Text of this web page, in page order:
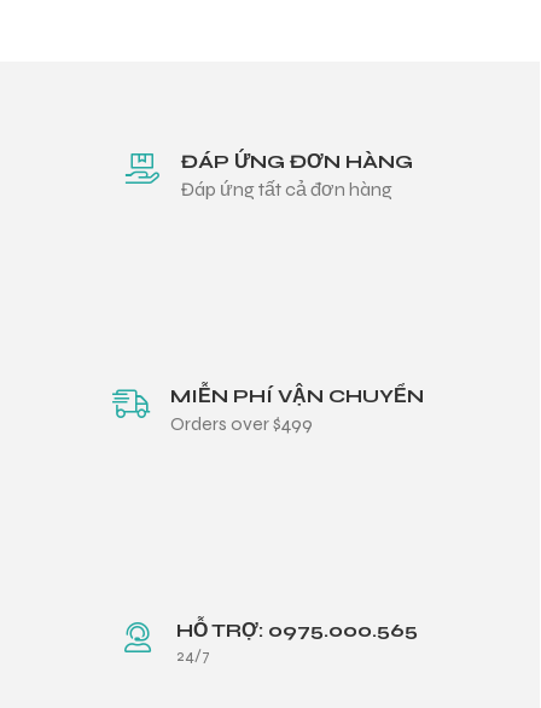
ĐÁP ỨNG ĐƠN HÀNG
Đáp ứng tất cả đơn hàng
MIỄN PHÍ VẬN CHUYỂN
Orders over $499
HỖ TRỢ: 0975.000.565
24/7